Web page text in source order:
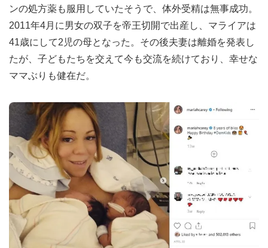
ンの処方薬も服用していたそうで、体外受精は無事成功。
2011年4月に男女の双子を帝王切開で出産し、マライアは
41歳にして2児の母となった。その後夫妻は離婚を発表し
たが、子どもたちを交えて今も交流を続けており、幸せな
ママぶりも健在だ。